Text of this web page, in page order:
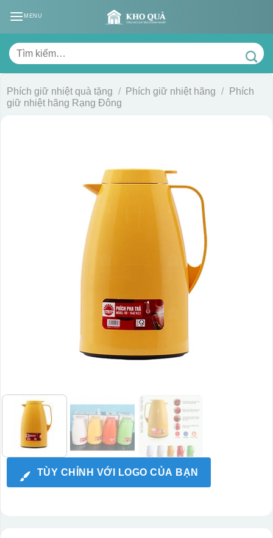
MENU
Tìm
kiếm:
Phích giữ nhiệt quà tặng / Phích giữ nhiệt hãng /
Phích
giữ nhiệt hãng Rạng Đông
TÙY CHỈNH VỚI LOGO CỦA BẠN